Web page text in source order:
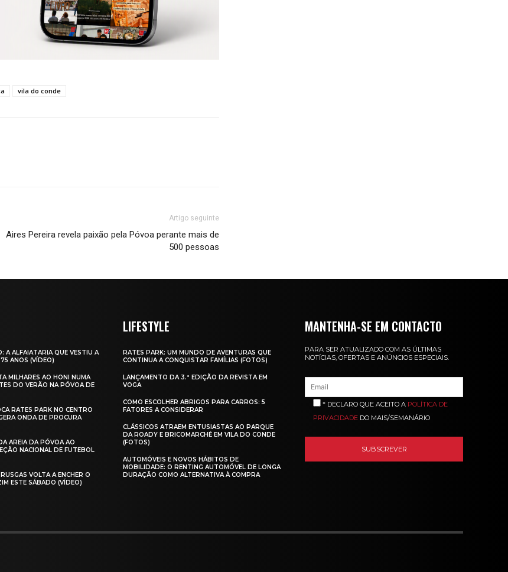
vila do conde
Artigo seguinte
Aires Pereira revela paixão pela Póvoa perante mais de
500 pessoas
A ALFAIATARIA QUE VESTIU A
ANOS (VÍDEO)
MILHARES AO HONI NUMA
DO VERÃO NA PÓVOA DE
RATES PARK NO CENTRO
ONDA DE PROCURA
AREIA DA PÓVOA AO
NACIONAL DE FUTEBOL
VOLTA A ENCHER O
ESTE SÁBADO (VÍDEO)
LIFESTYLE
RATES PARK: UM MUNDO DE AVENTURAS QUE
CONTINUA A CONQUISTAR FAMÍLIAS (FOTOS)
LANÇAMENTO DA 3.ª EDIÇÃO DA REVISTA EM
VOGA
COMO ESCOLHER ABRIGOS PARA CARROS: 5
FATORES A CONSIDERAR
CLÁSSICOS ATRAEM ENTUSIASTAS AO PARQUE
DA ROADY E BRICOMARCHÉ EM VILA DO CONDE
(FOTOS)
AUTOMÓVEIS E NOVOS HÁBITOS DE
MOBILIDADE: O RENTING AUTOMÓVEL DE LONGA
DURAÇÃO COMO ALTERNATIVA À COMPRA
MANTENHA-SE EM CONTACTO
PARA SER ATUALIZADO COM AS ÚLTIMAS
NOTÍCIAS, OFERTAS E ANÚNCIOS ESPECIAIS.
* DECLARO QUE ACEITO A POLÍTICA DE
PRIVACIDADE DO MAIS/SEMANÁRIO